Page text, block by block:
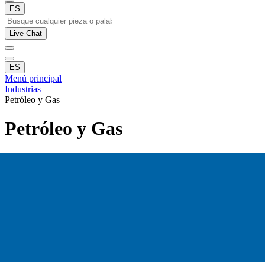
ES
Live Chat
ES
Menú principal
Industrias
Petróleo y Gas
Petróleo y Gas